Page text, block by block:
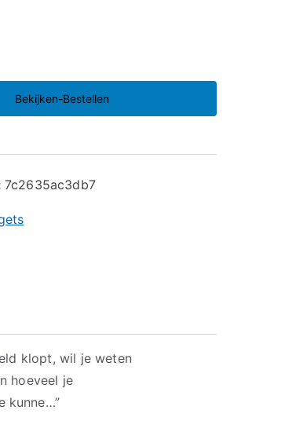
Bekijken-Bestellen
7c2635ac3db7
klopt, wil je weten
hoeveel je
kunne…”